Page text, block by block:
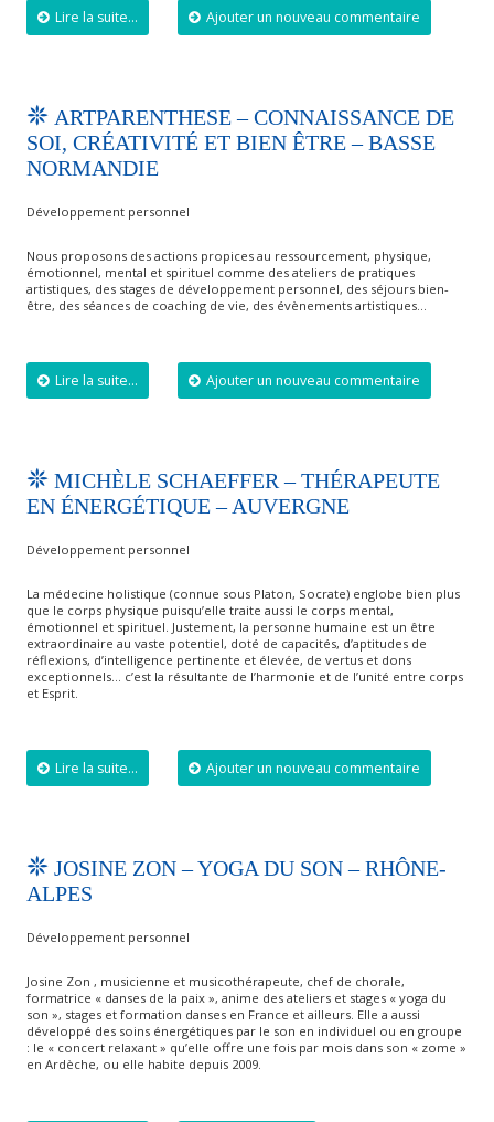
Lire la suite... Ajouter un nouveau commentaire
ARTPARENTHESE – CONNAISSANCE DE
SOI, CRÉATIVITÉ ET BIEN ÊTRE – BASSE
NORMANDIE
Développement personnel
Nous proposons des actions propices au ressourcement, physique,
émotionnel, mental et spirituel comme des ateliers de pratiques
artistiques, des stages de développement personnel, des séjours bien-
être, des séances de coaching de vie, des évènements artistiques…
Lire la suite... Ajouter un nouveau commentaire
MICHÈLE SCHAEFFER – THÉRAPEUTE
EN ÉNERGÉTIQUE – AUVERGNE
Développement personnel
La médecine holistique (connue sous Platon, Socrate) englobe bien plus
que le corps physique puisqu’elle traite aussi le corps mental,
émotionnel et spirituel. Justement, la personne humaine est un être
extraordinaire au vaste potentiel, doté de capacités, d’aptitudes de
réflexions, d’intelligence pertinente et élevée, de vertus et dons
exceptionnels… c’est la résultante de l’harmonie et de l’unité entre corps
et Esprit.
Lire la suite... Ajouter un nouveau commentaire
JOSINE ZON – YOGA DU SON – RHÔNE-
ALPES
Développement personnel
Josine Zon , musicienne et musicothérapeute, chef de chorale,
formatrice « danses de la paix », anime des ateliers et stages « yoga du
son », stages et formation danses en France et ailleurs. Elle a aussi
développé des soins énergétiques par le son en individuel ou en groupe
: le « concert relaxant » qu’elle offre une fois par mois dans son « zome »
en Ardèche, ou elle habite depuis 2009.